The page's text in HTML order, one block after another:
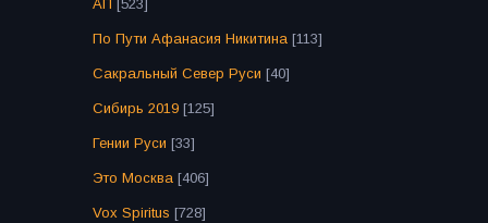
АП [523]
По Пути Афанасия Никитина [113]
Сакральный Север Руси [40]
Сибирь 2019 [125]
Гении Руси [33]
Это Москва [406]
Vox Spiritus [728]